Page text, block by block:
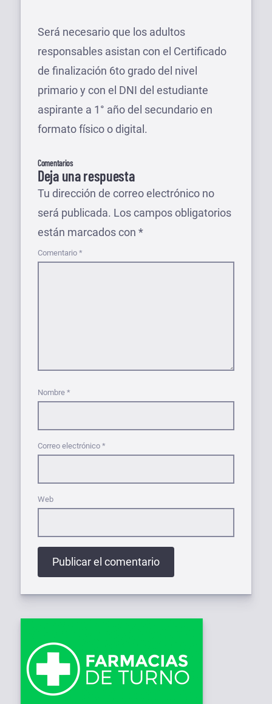
Será necesario que los adultos
responsables asistan con el Certificado
de finalización 6to grado del nivel
primario y con el DNI del estudiante
aspirante a 1° año del secundario en
formato físico o digital.
Comentarios
Deja una respuesta
Tu dirección de correo electrónico no
será publicada. Los campos obligatorios
están marcados con *
Comentario *
Nombre *
Correo electrónico *
Web